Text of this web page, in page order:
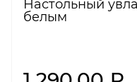
Настольный
белым